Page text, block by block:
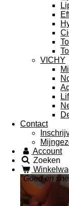
VICHY
Contact
Account
Zoeken
"Goed en